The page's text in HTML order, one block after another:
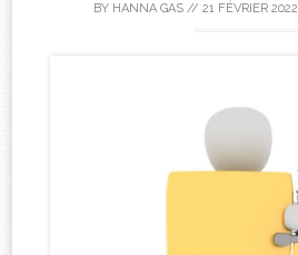
BY HANNA GAS // 21 FÉVRIER 2022